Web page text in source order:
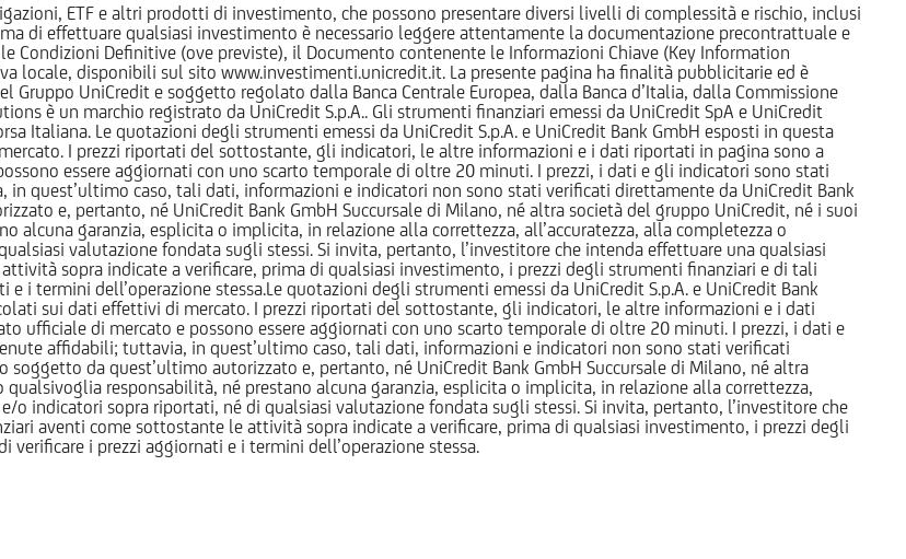
ETF e altri prodotti di investimento, che possono presentare diversi livelli di complessità e rischio, inclusi
di effettuare qualsiasi investimento è necessario leggere attentamente la documentazione precontrattuale e
Definitive (ove previste), il Documento contenente le Informazioni Chiave (Key Information
locale, disponibili sul sito www.investimenti.unicredit.it. La presente pagina ha finalità pubblicitarie ed è
Gruppo UniCredit e soggetto regolato dalla Banca Centrale Europea, dalla Banca d’Italia, dalla Commissione
è un marchio registrato da UniCredit S.p.A.. Gli strumenti finanziari emessi da UniCredit SpA e UniCredit
Italiana. Le quotazioni degli strumenti emessi da UniCredit S.p.A. e UniCredit Bank GmbH esposti in questa
I prezzi riportati del sottostante, gli indicatori, le altre informazioni e i dati riportati in pagina sono a
essere aggiornati con uno scarto temporale di oltre 20 minuti. I prezzi, i dati e gli indicatori sono stati
quest’ultimo caso, tali dati, informazioni e indicatori non sono stati verificati direttamente da UniCredit Bank
e, pertanto, né UniCredit Bank GmbH Succursale di Milano, né altra società del gruppo UniCredit, né i suoi
garanzia, esplicita o implicita, in relazione alla correttezza, all’accuratezza, alla completezza o
valutazione fondata sugli stessi. Si invita, pertanto, l’investitore che intenda effettuare una qualsiasi
sopra indicate a verificare, prima di qualsiasi investimento, i prezzi degli strumenti finanziari e di tali
termini dell’operazione stessa.Le quotazioni degli strumenti emessi da UniCredit S.p.A. e UniCredit Bank
sui dati effettivi di mercato. I prezzi riportati del sottostante, gli indicatori, le altre informazioni e i dati
ufficiale di mercato e possono essere aggiornati con uno scarto temporale di oltre 20 minuti. I prezzi, i dati e
affidabili; tuttavia, in quest’ultimo caso, tali dati, informazioni e indicatori non sono stati verificati
da quest’ultimo autorizzato e, pertanto, né UniCredit Bank GmbH Succursale di Milano, né altra
responsabilità, né prestano alcuna garanzia, esplicita o implicita, in relazione alla correttezza,
o indicatori sopra riportati, né di qualsiasi valutazione fondata sugli stessi. Si invita, pertanto, l’investitore che
aventi come sottostante le attività sopra indicate a verificare, prima di qualsiasi investimento, i prezzi degli
i prezzi aggiornati e i termini dell’operazione stessa.